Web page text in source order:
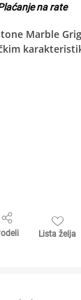
na rate
Marble
Lista želja